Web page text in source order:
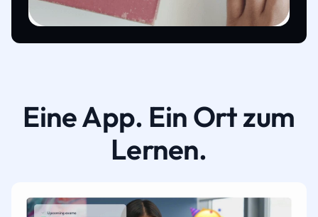
Eine App. Ein Ort zum
Lernen.